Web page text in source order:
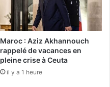
Maroc : Aziz Akhannouch
rappelé de vacances en
pleine crise à Ceuta
il y a 1 heure